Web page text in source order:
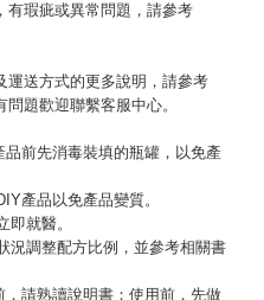
有瑕疵或異常問題，請參考
運送方式的更多說明，請參考
問題歡迎聯繫客服中心。
品前先消毒裝填的瓶罐，以免產
產品以免產品變質。
即就醫。
況調整配方比例，並參考相關書
請熟讀說明書；使用前，先做